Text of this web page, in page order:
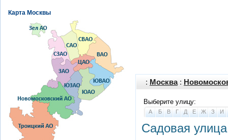
: Москва:
Выберите улицу:
А Б В Г Д Е Ж З И
Садовая